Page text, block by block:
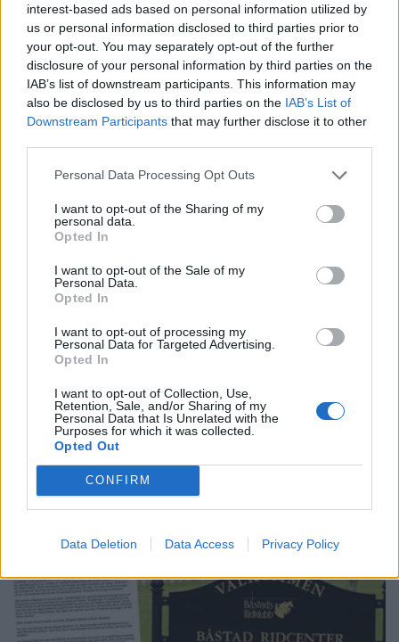
interest-based ads based on personal information utilized by
us or personal information disclosed to third parties prior to
your opt-out. You may separately opt-out of the further
disclosure of your personal information by third parties on the
IAB’s list of downstream participants. This information may
also be disclosed by us to third parties on the IAB’s List of
Downstream Participants that may further disclose it to other
Personal Data Processing Opt Outs
I want to opt-out of the Sharing of my
personal data.
Opted In
I want to opt-out of the Sale of my
Personal Data.
Opted In
I want to opt-out of processing my
Personal Data for Targeted Advertising.
Opted In
I want to opt-out of Collection, Use,
Retention, Sale, and/or Sharing of my
Personal Data that Is Unrelated with the
Purposes for which it was collected.
Opted Out
CONFIRM
Data Deletion Data Access Privacy Policy
BÅSTAD 2026-08-05 KL. 09:00
"Det fanns inga alternativ – tvungna att
sälja"
Nuvarande styrelse i Båstad Ridklubb får stöd av en medlem.
Ridklubben polisanmäld – av medlemmarna:
"Vi har fått nog"
Båstad Ridklubbs styrelse anmälda till polisen efter att allt sålts av.